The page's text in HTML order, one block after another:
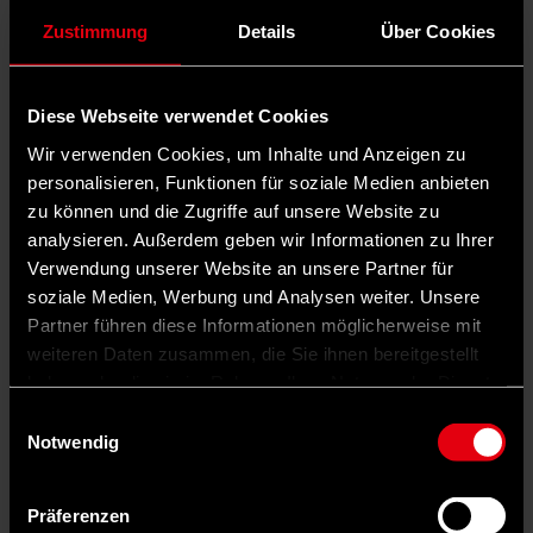
Zustimmung Details Über Cookies
Diese Webseite verwendet Cookies
Wir verwenden Cookies, um Inhalte und Anzeigen zu
personalisieren, Funktionen für soziale Medien anbieten
zu können und die Zugriffe auf unsere Website zu
analysieren. Außerdem geben wir Informationen zu Ihrer
Verwendung unserer Website an unsere Partner für
soziale Medien, Werbung und Analysen weiter. Unsere
Partner führen diese Informationen möglicherweise mit
weiteren Daten zusammen, die Sie ihnen bereitgestellt
Notwendig
Präferenzen
Auf X teilen
Alternative zu fossilen Energieträgern einen wesentlichen Beitrag